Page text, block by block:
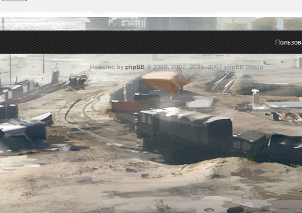
Powered by phpBB© 2000, 2002, 2005, 2007 phpBB Group